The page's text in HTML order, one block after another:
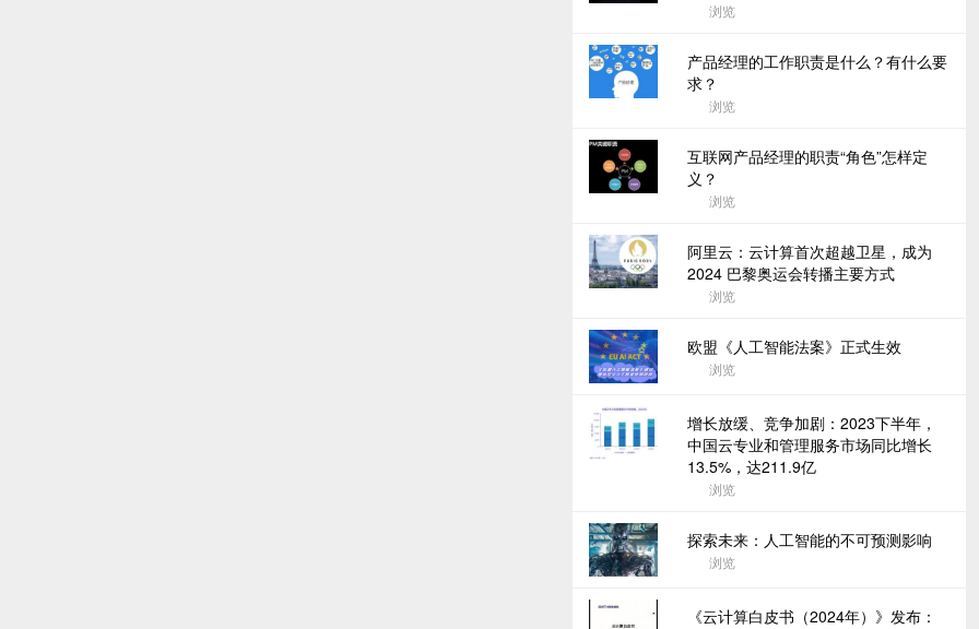
浏览
产品经理的工作职责是什么？有什么要
求？
浏览
互联网产品经理的职责“角色”怎样定
义？
浏览
阿里云：云计算首次超越卫星，成为
2024 巴黎奥运会转播主要方式
浏览
欧盟《人工智能法案》正式生效
浏览
增长放缓、竞争加剧：2023下半年，
中国云专业和管理服务市场同比增长
13.5%，达211.9亿
浏览
探索未来：人工智能的不可预测影响
浏览
《云计算白皮书（2024年）》发布：